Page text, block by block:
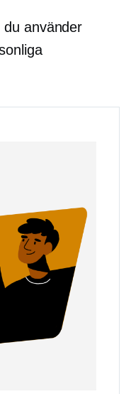
använder